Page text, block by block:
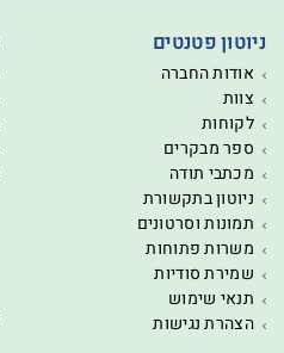
ניוטון פטנטים
אודות החברה
צוות
לקוחות
ספר מבקרים
מכתבי תודה
ניוטון בתקשורת
תמונות וסרטונים
משרות פתוחות
שמירת סודיות
תנאי שימוש
הצהרת נגישות